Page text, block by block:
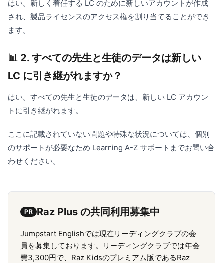
はい。新しく着任する LC のために新しいアカウントが作成
され、製品ライセンスのアクセス権を割り当てることができ
ます。
📊 2. すべての先生と生徒のデータは新しい
LC に引き継がれますか？
はい。すべての先生と生徒のデータは、新しい LC アカウン
トに引き継がれます。
ここに記載されていない問題や特殊な状況については、個別
のサポートが必要なため Learning A-Z サポートまでお問い合
わせください。
PR Raz Plus の共同利用募集中
Jumpstart Englishでは現在リーディングクラブの会
員を募集しております。リーディングクラブでは年会
費3,300円で、Raz Kidsのプレミアム版であるRaz